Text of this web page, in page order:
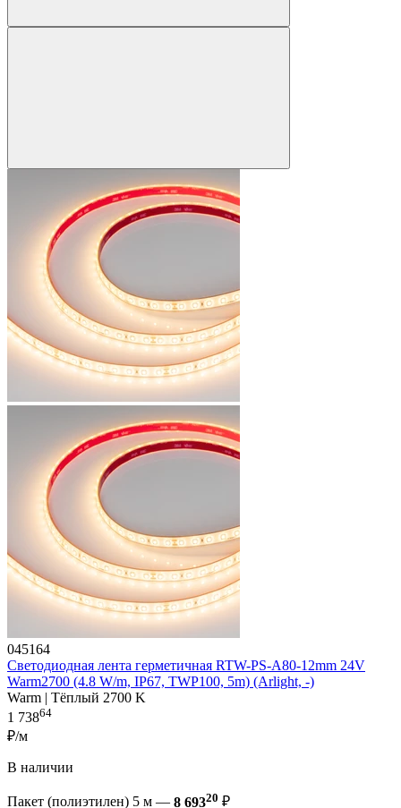
045164
Светодиодная лента герметичная RTW-PS-A80-12mm 24V
Warm2700 (4.8 W/m, IP67, TWP100, 5m) (Arlight, -)
Warm | Тёплый 2700 K
1 73864
₽/м
В наличии
Пакет (полиэтилен) 5 м — 8 69320 ₽